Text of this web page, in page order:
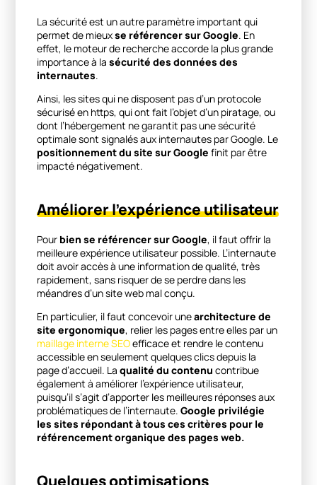
La sécurité est un autre paramètre important qui
permet de mieuxse référencer sur Google. En
effet, le moteur de recherche accorde la plus grande
importance à lasécurité des données des
internautes.
Ainsi, les sites qui ne disposent pas d’un protocole
sécurisé en https, qui ont fait l’objet d’un piratage, ou
dont l’hébergement ne garantit pas une sécurité
optimale sont signalés aux internautes par Google. Le
positionnement du site sur Google finit par être
impacté négativement.
Améliorer l’expérience utilisateur
Pour bien se référencer sur Google, il faut offrir la
meilleure expérience utilisateur possible. L’internaute
doit avoir accès à une information de qualité, très
rapidement, sans risquer de se perdre dans les
méandres d’un site web mal conçu.
En particulier, il faut concevoir unearchitecture de
site ergonomique, relier les pages entre elles par un
maillage interne SEOefficace et rendre le contenu
accessible en seulement quelques clics depuis la
page d’accueil. Laqualité du contenu contribue
également à améliorer l’expérience utilisateur,
puisqu’il s’agit d’apporter les meilleures réponses aux
problématiques de l’internaute.Google privilégie
les sites répondant à tous ces critères pour le
référencement organique des pages web.
Quelques optimisations